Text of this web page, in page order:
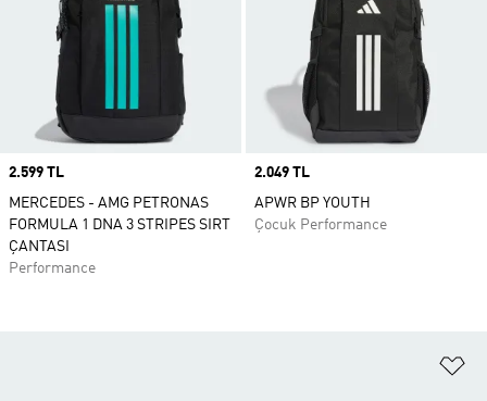
Price
2.599 TL
MERCEDES - AMG PETRONAS
FORMULA 1 DNA 3 STRIPES SIRT
ÇANTASI
Performance
Price
2.049 TL
APWR BP YOUTH
Çocuk Performance